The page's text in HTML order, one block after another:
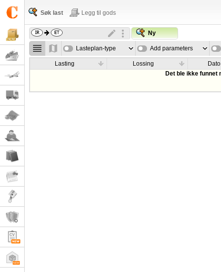
Søk last Legg til gods
Ny
Lasteplan-type Add parameters
Lasting Lossing
Dato
Det ble ikke funnet